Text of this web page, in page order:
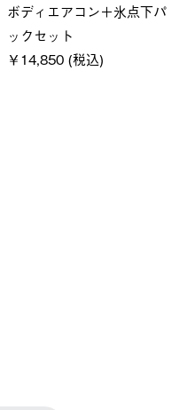
ボディエアコン＋氷点下パ
ックセット
￥14,850 (税込)